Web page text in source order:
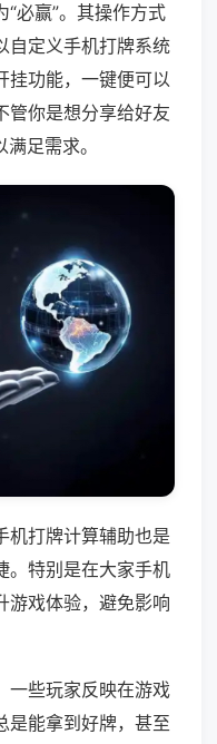
必赢”。其操作方式
自定义手机打牌系统
挂功能，一键便可以
管你是想分享给好友
足需求。
机打牌计算辅助也是
。特别是在大家手机
游戏体验，避免影响
一些玩家反映在游戏
是能拿到好牌，甚至